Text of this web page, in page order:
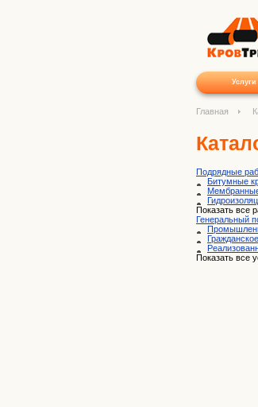
Услуги
Главная
Подрядные
Битумные
Показать все
Генеральный
Показать все